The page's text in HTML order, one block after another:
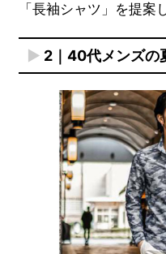
「長袖シャツ」を提案
2｜40代メンズの